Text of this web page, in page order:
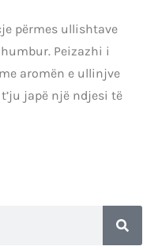
përmes ullishtave
Peizazhi i
aromën e ullinjve
japë një ndjesi të